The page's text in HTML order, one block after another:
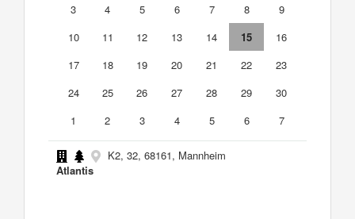
3
4 5 6 7 8
9
10
11 12 13 14 15
16
17
18 19 20 21 22
23
24
25 26 27 28 29
30
1
2 3 4 5 6 7
K2, 32, 68161, Mannheim
Atlantis